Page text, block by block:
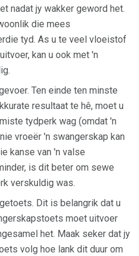
nadat jy wakker geword het.
die mees
tyd. As u te veel vloeistof
kan u ook met 'n
Ten einde ten minste
resultaat te hê, moet u
tydperk wag (omdat 'n
vroeër 'n swangerskap kan
kanse van 'n valse
is dit beter om sewe
verskuldig was.
Dit is belangrik dat u
moet uitvoer
het. Maak seker dat jy
volg hoe lank dit duur om